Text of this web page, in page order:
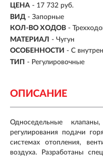
ЦЕНА - 17 732 руб.
ВИД - Запорные
КОЛ-ВО ХОДОВ -
МАТЕРИАЛ - Чугун
ОСОБЕННОСТИ - С
ТИП - Регулировочные
ОПИСАНИЕ
Односедельные
регулирования подачи
системах отопления,
воздуха. Разработаны